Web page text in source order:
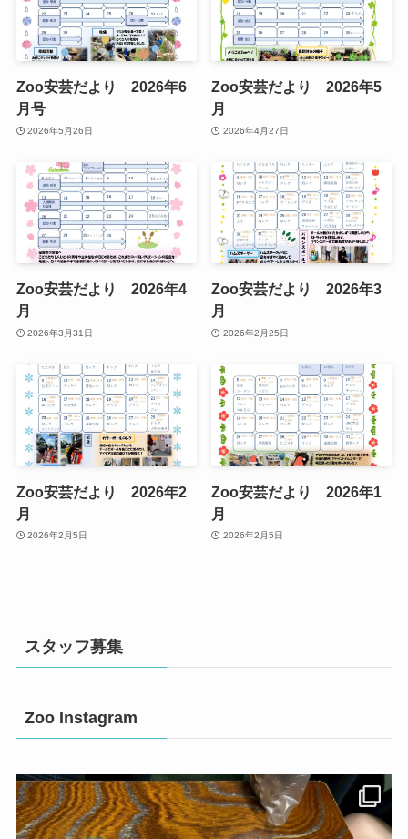
Zoo安芸だより 2026年6
月号
2026年5月26日
Zoo安芸だより 2026年5
月
2026年4月27日
Zoo安芸だより 2026年4
月
2026年3月31日
Zoo安芸だより 2026年3
月
2026年2月25日
Zoo安芸だより 2026年2
月
2026年2月5日
Zoo安芸だより 2026年1
月
2026年2月5日
スタッフ募集
Zoo Instagram